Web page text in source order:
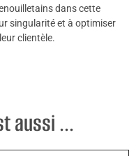
dans cette
singularité et à optimiser
clientèle.
aussi ...